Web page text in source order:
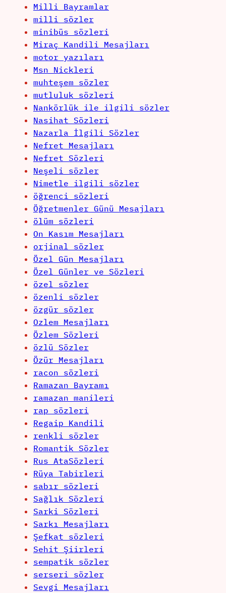
Milli Bayramlar
milli sözler
minibüs sözleri
Miraç Kandili Mesajları
motor yazıları
Msn Nickleri
muhteşem sözler
mutluluk sözleri
Nankörlük ile ilgili sözler
Nasihat Sözleri
Nazarla İlgili Sözler
Nefret Mesajları
Nefret Sözleri
Neşeli sözler
Nimetle ilgili sözler
öğrenci sözleri
Öğretmenler Günü Mesajları
ölüm sözleri
On Kasım Mesajları
orjinal sözler
Özel Gün Mesajları
Özel Günler ve Sözleri
özel sözler
özenli sözler
özgür sözler
Ozlem Mesajları
Özlem Sözleri
özlü Sözler
Özür Mesajları
racon sözleri
Ramazan Bayramı
ramazan manileri
rap sözleri
Regaip Kandili
renkli sözler
Romantik Sözler
Rus AtaSözleri
Rüya Tabirleri
sabır sözleri
Sağlık Sözleri
Sarki Sözleri
Sarkı Mesajları
Şefkat sözleri
Sehit Şiirleri
sempatik sözler
serseri sözler
Sevgi Mesajları